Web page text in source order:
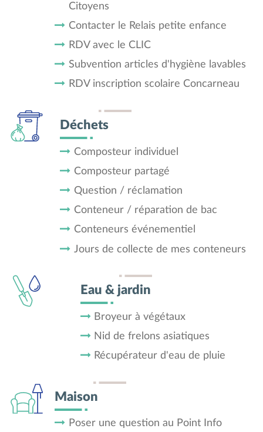
Citoyens
Contacter le Relais petite enfance
RDV avec le CLIC
Subvention articles d'hygiène lavables
RDV inscription scolaire Concarneau
Déchets
Composteur individuel
Composteur partagé
Question / réclamation
Conteneur / réparation de bac
Conteneurs événementiel
Jours de collecte de mes conteneurs
Eau & jardin
Broyeur à végétaux
Nid de frelons asiatiques
Récupérateur d'eau de pluie
Maison
Poser une question au Point Info